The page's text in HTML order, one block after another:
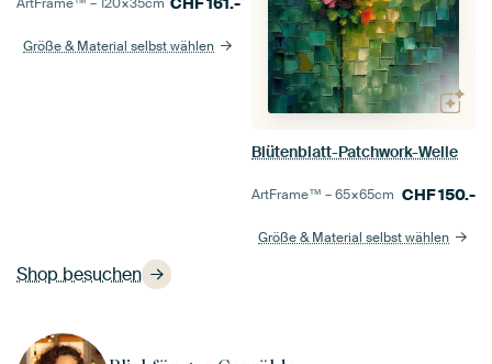
Shop besuchen
Größe & Material selbst wählen
Blütenblatt-Patchwork-Welle
ArtFrame™ –65×65cm CHF150.-
Größe & Material selbst wählen